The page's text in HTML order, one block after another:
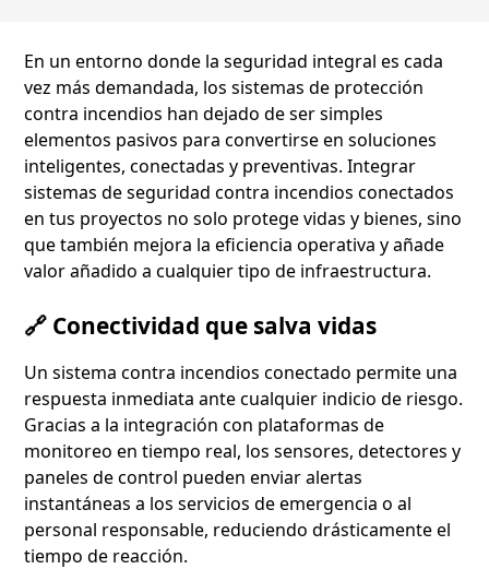
En un entorno donde la seguridad integral es cada
vez más demandada, los sistemas de protección
contra incendios han dejado de ser simples
elementos pasivos para convertirse en soluciones
inteligentes, conectadas y preventivas. Integrar
sistemas de seguridad contra incendios conectados
en tus proyectos no solo protege vidas y bienes, sino
que también mejora la eficiencia operativa y añade
valor añadido a cualquier tipo de infraestructura.
🔗 Conectividad que salva vidas
Un sistema contra incendios conectado permite una
respuesta inmediata ante cualquier indicio de riesgo.
Gracias a la integración con plataformas de
monitoreo en tiempo real, los sensores, detectores y
paneles de control pueden enviar alertas
instantáneas a los servicios de emergencia o al
personal responsable, reduciendo drásticamente el
tiempo de reacción.